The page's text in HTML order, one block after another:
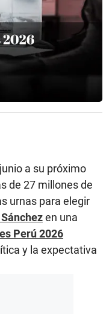
a su próximo
de 27 millones de
urnas para elegir
en una
Perú 2026
y la expectativa